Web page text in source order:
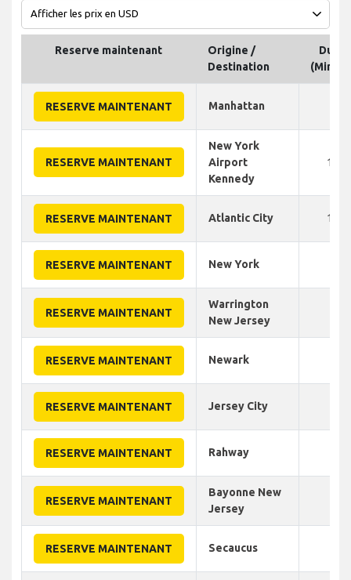
Reserve maintenant
Origine /
Destination
Durée
RESERVE MAINTENANT Manhattan
RESERVE MAINTENANT
New York
Airport
Kennedy
120
RESERVE MAINTENANT Atlantic City 110
RESERVE MAINTENANT New York
RESERVE MAINTENANT
Warrington
New Jersey
RESERVE MAINTENANT Newark
RESERVE MAINTENANT Jersey City
RESERVE MAINTENANT Rahway
RESERVE MAINTENANT
Bayonne New
Jersey
RESERVE MAINTENANT Secaucus